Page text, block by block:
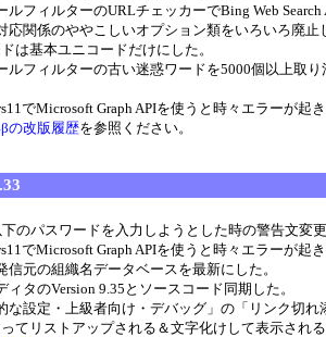
ルフィルターのURLチェッカーでBing Web
応関係のややこしいオプション類をいろいろ廃
は基本ユニコードだけにした。
ルフィルターの古い迷惑ワードを5000個以上取り
でMicrosoft Graph APIを使うと時々エラーが
の改版履歴を参照ください。
のパスワードを入力しようとした時の警告文変
でMicrosoft Graph APIを使うと時々エラーが起
信元の組織名データベースを最新にした。
ィタのVersion 9.35とソースコード同期した。
な設定・上級者向け・デバッグ」の「リンク切
てリストアップされる＆文字化けして表示され